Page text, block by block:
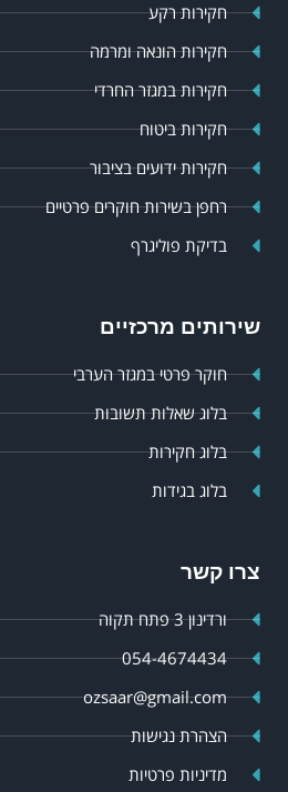
חקירות רקע
חקירות הונאה ומרמה
חקירות במגזר החרדי
חקירות ביטוח
חקירות ידועים בציבור
רחפן בשירות חוקרים פרטיים
בדיקת פוליגרף
שירותים מרכזיים
חוקר פרטי במגזר הערבי
בלוג שאלות תשובות
בלוג חקירות
בלוג בגידות
צרו קשר
ורדינון 3 פתח תקוה
054-4674434
ozsaar@gmail.com
הצהרת נגישות
מדיניות פרטיות